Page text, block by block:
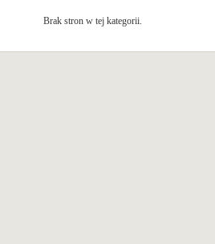
Brak stron w tej kategorii.